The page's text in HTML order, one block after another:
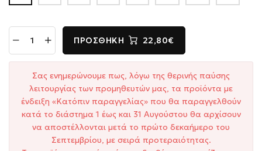
ΠΡΟΣΘΉΚΗ 22,80€
Σας ενημερώνουμε πως, λόγω της θερινής παύσης
λειτουργίας των προμηθευτών μας, τα προϊόντα με
ένδειξη «Κατόπιν παραγγελίας» που θα παραγγελθούν
κατά το διάστημα 1 έως και 31 Αυγούστου θα αρχίσουν
να αποστέλλονται μετά το πρώτο δεκαήμερο του
Σεπτεμβρίου, με σειρά προτεραιότητας.